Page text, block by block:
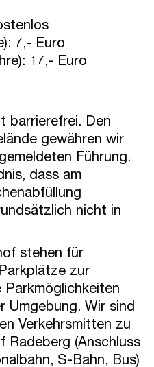
7,- Euro
17,- Euro
barrierefrei. Den
gewähren wir
Führung.
dass am
nicht in
stehen für
zur
Umgebung. Wir sind
Verkehrsmitten zu
Radeberg (Anschluss
S-Bahn, Bus)